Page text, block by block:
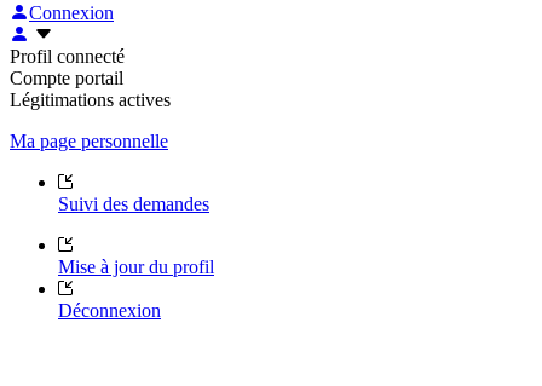
Connexion
Profil connecté
Compte portail
Légitimations actives
Ma page personnelle
Suivi des demandes
Mise à jour du profil
Déconnexion